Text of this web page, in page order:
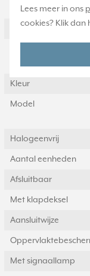
Lees meer in ons
cookies? Klik dan
Nom. spanning
Montagewijze
Kleur
Model
Halogeenvrij
Aantal eenheden
Afsluitbaar
Met klapdeksel
Aansluitwijze
Met signaallamp